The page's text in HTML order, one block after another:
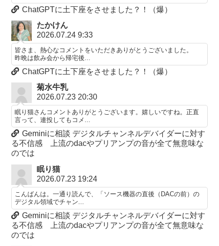
ChatGPTに土下座をさせました？！（爆）
たかけん
2026.07.24 9:33
皆さま、熱心なコメントをいただきありがとうございました。
昨晩は飲み会から帰宅後...
ChatGPTに土下座をさせました？！（爆）
菊水牛乳
2026.07.23 20:30
眠り猫さんコメントありがとうございます。嬉しいですね。正直
言って、連投してもコメ...
Geminiに相談 デジタルチャンネルデバイダーに対す
る不信感 上流のdacやプリアンプの音が全て無意味な
のでは
眠り猫
2026.07.23 19:24
こんばんは。一通り読んで、「ソース機器の直後（DACの前）の
デジタル領域でチャン...
Geminiに相談 デジタルチャンネルデバイダーに対す
る不信感 上流のdacやプリアンプの音が全て無意味な
のでは